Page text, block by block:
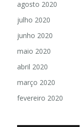
agosto 2020
julho 2020
junho 2020
maio 2020
abril 2020
março 2020
fevereiro 2020